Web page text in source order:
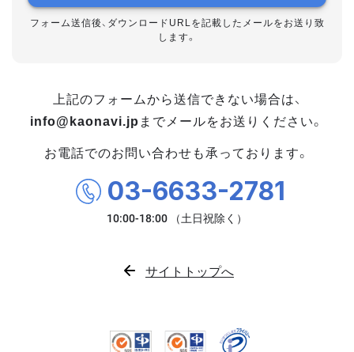
フォーム送信後、ダウンロードURLを記載したメールをお送り致
します。
上記のフォームから送信できない場合は、
info@kaonavi.jp までメールをお送りください。
お電話でのお問い合わせも承っております。
03-6633-2781
サイトトップへ